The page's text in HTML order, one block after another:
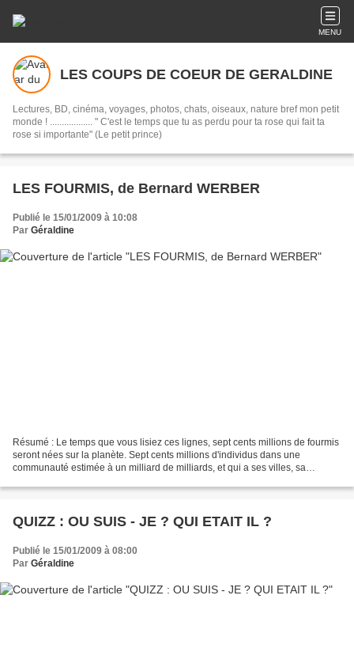
MENU
LES COUPS DE COEUR DE GERALDINE
Lectures, BD, cinéma, voyages, photos, chats, oiseaux, nature bref mon petit
monde ! .................. " C'est le temps que tu as perdu pour ta rose qui fait ta
rose si importante" (Le petit prince)
LES FOURMIS, de Bernard WERBER
Publié le 15/01/2009 à 10:08
Par Géraldine
Résumé : Le temps que vous lisiez ces lignes, sept cents millions de fourmis
seront nées sur la planète. Sept cents millions d'individus dans une
communauté estimée à un milliard de milliards, et qui a ses villes, sa
QUIZZ : OU SUIS - JE ? QUI ETAIT IL ?
Publié le 15/01/2009 à 08:00
Par Géraldine